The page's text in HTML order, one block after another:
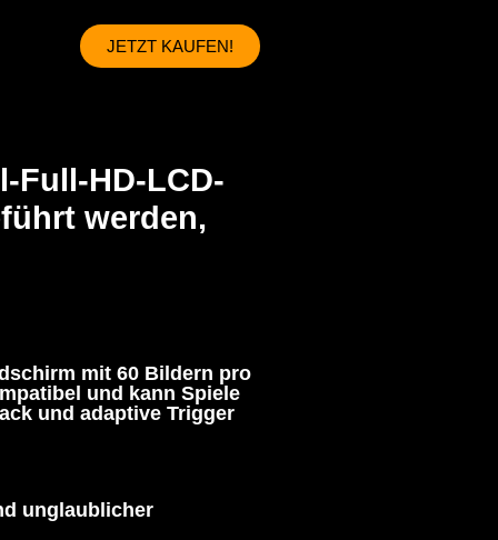
JETZT KAUFEN!
Full-HD-LCD-
werden,
mit 60 Bildern pro
und kann Spiele
und adaptive Trigger
unglaublicher